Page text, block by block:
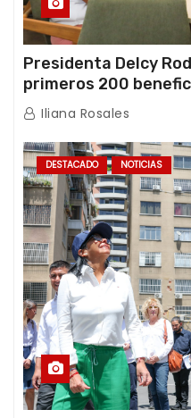
Presidenta Delcy
primeros 200
de los Abuelos “La
Iliana Rosales
DESTACADO NOTICIAS